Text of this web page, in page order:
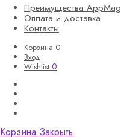
Преимущества AppMag
Оплата и доставка
Контакты
Корзина 0
Вход
Wishlist 0
Корзина Закрыть